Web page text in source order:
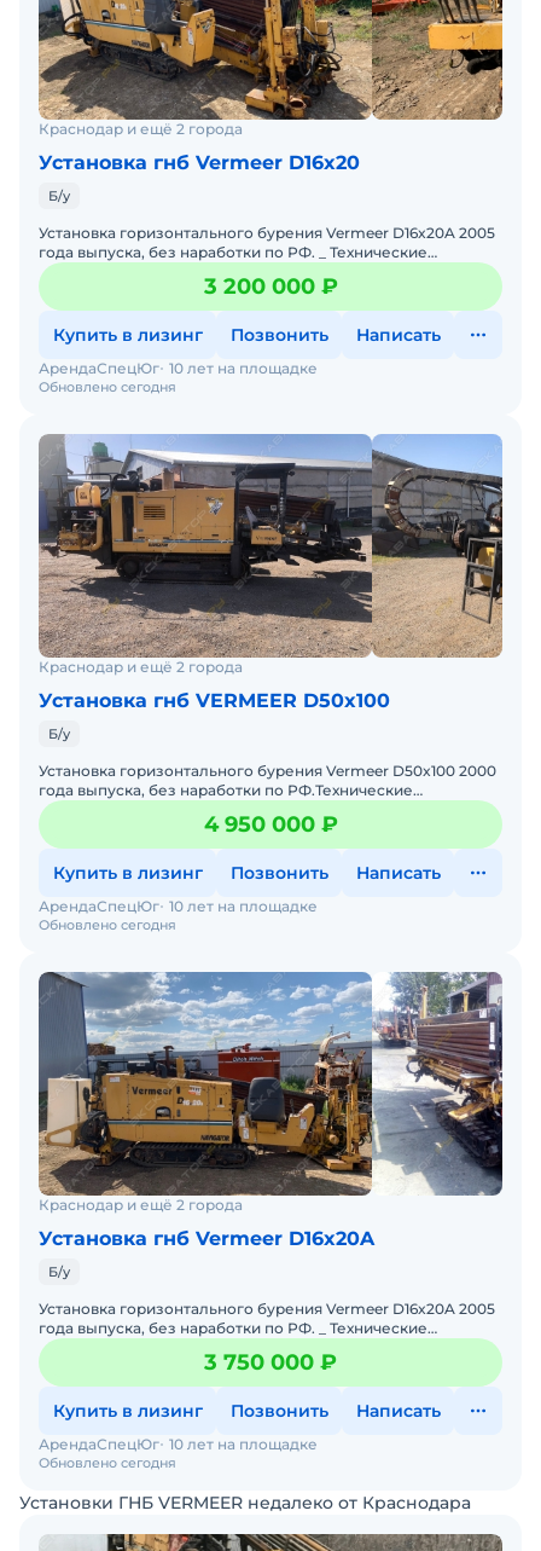
Краснодар и ещё 2 города
Установка гнб Vermeer D16x20
Б/у
Установка горизонтального бурения Vermeer D16x20A 2005
года выпуска, без наработки по РФ. _ Технические
характеристики Vermeer D16x20A: Двигатель - Cummins 3
3 200 000 ₽
Купить в лизинг Позвонить Написать
Обновлено сегодня
АрендаСпецЮг 10 лет на площадке
Краснодар и ещё 2 города
Установка гнб VERMEER D50x100
Б/у
Установка горизонтального бурения Vermeer D50x100 2000
года выпуска, без наработки по РФ.Технические
характеристики Vermeer D50x100:Двигатель – Cummins 5.
4 950 000 ₽
Купить в лизинг Позвонить Написать
Обновлено сегодня
АрендаСпецЮг 10 лет на площадке
Краснодар и ещё 2 города
Установка гнб Vermeer D16x20A
Б/у
Установка горизонтального бурения Vermeer D16x20A 2005
года выпуска, без наработки по РФ. _ Технические
характеристики Vermeer D16x20A: Двигатель - Cummins 3
3 750 000 ₽
Купить в лизинг Позвонить Написать
Обновлено сегодня
АрендаСпецЮг 10 лет на площадке
Установки ГНБ VERMEER недалеко от Краснодара